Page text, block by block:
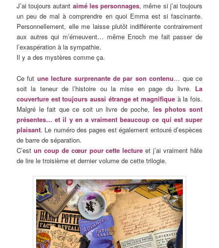
J’ai toujours autant aimé les personnages, même si j’ai toujours
un peu de mal à comprendre en quoi Emma est si fascinante.
Personnellement, elle me laisse plutôt indifférente contrairement
aux autres qui m’émeuvent… même Enoch me fait passer de
l’exaspération à la sympathie.
Il y a des mystères comme ça.
Ce fut une lecture surprenante de par son contenu… que ce
soit la teneur de l’histoire ou la mise en page du livre. La
couverture est toujours aussi étrange et magnifiqueà la fois.
Malgré le fait que ce soit un livre de poche, les photos sont
présentes… et il y en a vraiment beaucoup ce qui est super
plaisant. Le numéro des pages est également entouré d’espèces
de barre de séparation.
C’est un coup de cœur pour cette lecture et j’ai vraiment hâte
de lire le troisième et dernier volume de cette trilogie.